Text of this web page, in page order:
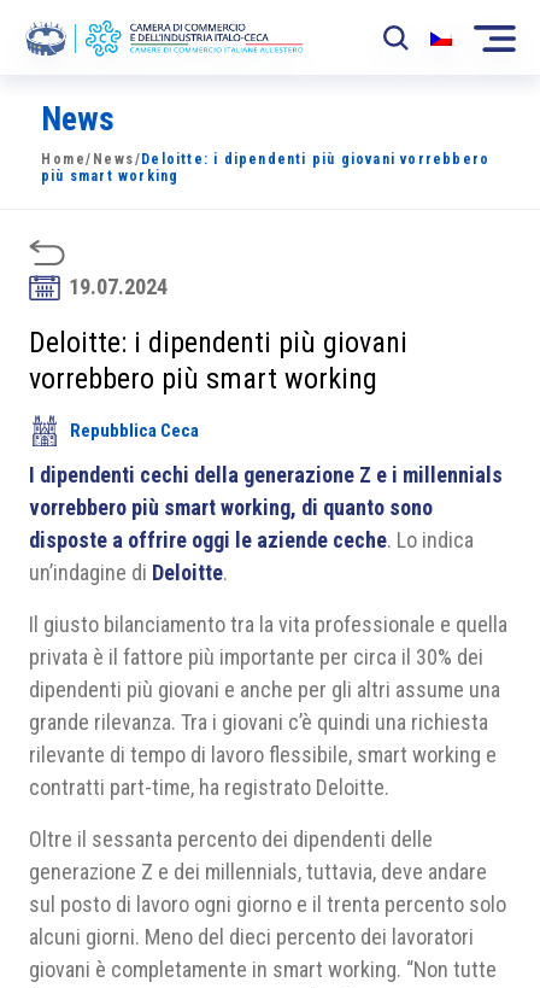
La Camera
News
Sviluppo Mercato
Soci
Partner
Progetti
Area riservata
News
Home/ News/ Deloitte: i dipendenti più giovani vorrebbero
più smart working
19.07.2024
Deloitte: i dipendenti più giovani
vorrebbero più smart working
Repubblica Ceca
I dipendenti cechi della generazione Z e i millennials
vorrebbero più smart working, di quanto sono
disposte a offrire oggi le aziende ceche. Lo indica
un’indagine di Deloitte.
Il giusto bilanciamento tra la vita professionale e quella
privata è il fattore più importante per circa il 30% dei
dipendenti più giovani e anche per gli altri assume una
grande rilevanza. Tra i giovani c’è quindi una richiesta
rilevante di tempo di lavoro flessibile, smart working e
contratti part-time, ha registrato Deloitte.
Oltre il sessanta percento dei dipendenti delle
generazione Z e dei millennials, tuttavia, deve andare
sul posto di lavoro ogni giorno e il trenta percento solo
alcuni giorni. Meno del dieci percento dei lavoratori
giovani è completamente in smart working. “Non tutte